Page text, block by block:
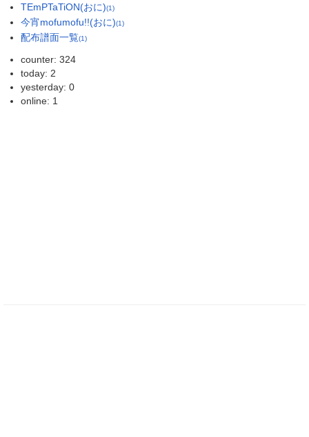
TEmPTaTiON(おに)(1)
今宵mofumofu!!(おに)(1)
配布譜面一覧(1)
counter: 324
today: 2
yesterday: 0
online: 1